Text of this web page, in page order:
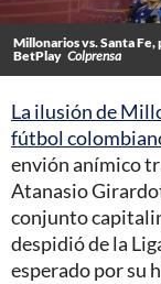
Millonarios vs. Santa Fe,
BetPlay Colprensa
La ilusión de
fútbol
envión anímico
Atanasio
conjunto
despidió de la
esperado por su